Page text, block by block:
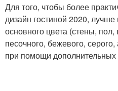
Для того, чтобы более
дизайн гостиной 2020, лучше
основного цвета (стены, пол,
песочного, бежевого,
при помощи дополнительных